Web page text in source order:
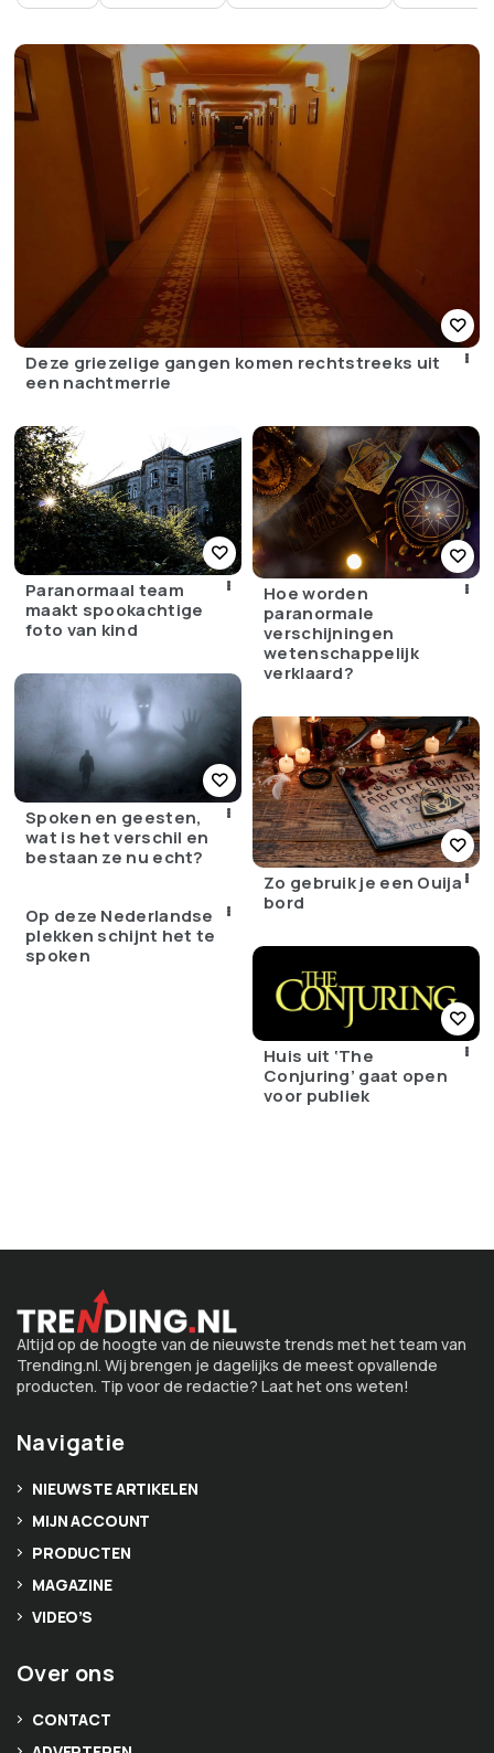
Deze griezelige gangen komen rechtstreeks uit
een nachtmerrie
Paranormaal team
maakt spookachtige
foto van kind
Hoe worden
paranormale
verschijningen
wetenschappelijk
verklaard?
Spoken en geesten,
wat is het verschil en
bestaan ze nu echt?
Zo gebruik je een Ouija
bord
Op deze Nederlandse
plekken schijnt het te
spoken
Huis uit ‘The
Conjuring’ gaat open
voor publiek
Altijd op de hoogte van de nieuwste trends met het team van
Trending.nl. Wij brengen je dagelijks de meest opvallende
producten. Tip voor de redactie? Laat het ons weten!
Navigatie
NIEUWSTE ARTIKELEN
MIJN ACCOUNT
PRODUCTEN
MAGAZINE
VIDEO’S
Over ons
CONTACT